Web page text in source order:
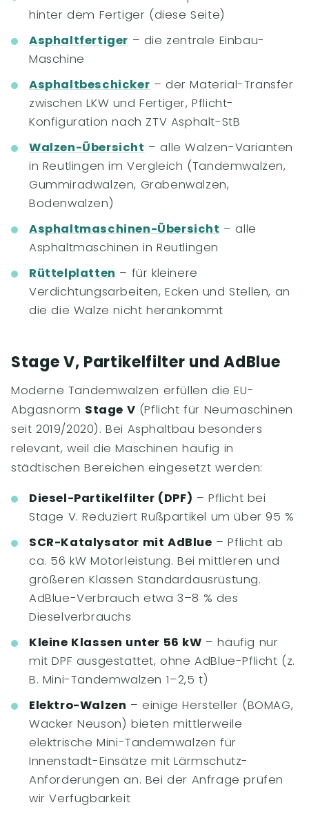
hinter dem Fertiger (diese Seite)
Asphaltfertiger – die zentrale Einbau-
Maschine
Asphaltbeschicker – der Material-Transfer
zwischen LKW und Fertiger, Pflicht-
Konfiguration nach ZTV Asphalt-StB
Walzen-Übersicht – alle Walzen-Varianten
in Reutlingen im Vergleich (Tandemwalzen,
Gummiradwalzen, Grabenwalzen,
Bodenwalzen)
Asphaltmaschinen-Übersicht – alle
Asphaltmaschinen in Reutlingen
Rüttelplatten – für kleinere
Verdichtungsarbeiten, Ecken und Stellen, an
die die Walze nicht herankommt
Stage V, Partikelfilter und AdBlue
Moderne Tandemwalzen erfüllen die EU-
Abgasnorm Stage V (Pflicht für Neumaschinen
seit 2019/2020). Bei Asphaltbau besonders
relevant, weil die Maschinen häufig in
städtischen Bereichen eingesetzt werden:
Diesel-Partikelfilter (DPF) – Pflicht bei
Stage V. Reduziert Rußpartikel um über 95 %
SCR-Katalysator mit AdBlue – Pflicht ab
ca. 56 kW Motorleistung. Bei mittleren und
größeren Klassen Standardausrüstung.
AdBlue-Verbrauch etwa 3–8 % des
Dieselverbrauchs
Kleine Klassen unter 56 kW – häufig nur
mit DPF ausgestattet, ohne AdBlue-Pflicht (z.
B. Mini-Tandemwalzen 1–2,5 t)
Elektro-Walzen – einige Hersteller (BOMAG,
Wacker Neuson) bieten mittlerweile
elektrische Mini-Tandemwalzen für
Innenstadt-Einsätze mit Lärmschutz-
Anforderungen an. Bei der Anfrage prüfen
wir Verfügbarkeit